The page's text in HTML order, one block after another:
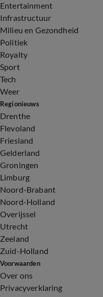
Entertainment
Infrastructuur
Milieu en Gezondheid
Politiek
Royalty
Sport
Tech
Weer
Regionieuws
Drenthe
Flevoland
Friesland
Gelderland
Groningen
Limburg
Noord-Brabant
Noord-Holland
Overijssel
Utrecht
Zeeland
Zuid-Holland
Voorwaarden
Over ons
Privacyverklaring